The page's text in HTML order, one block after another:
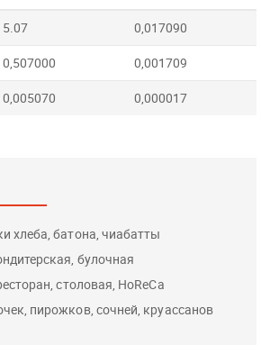
5.07 0,017090
0,507000 0,001709
0,005070 0,000017
хлеба, батона, чиабатты
булочная
столовая, HoReCa
пирожков, сочней, круассанов